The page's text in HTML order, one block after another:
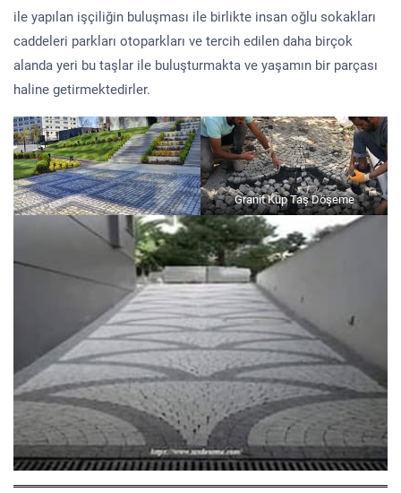
ile yapılan işçiliğin buluşması ile birlikte insan oğlu sokakları
caddeleri parkları otoparkları ve tercih edilen daha birçok
alanda yeri bu taşlar ile buluşturmakta ve yaşamın bir parçası
haline getirmektedirler.
Granit Küp Taş Döşeme